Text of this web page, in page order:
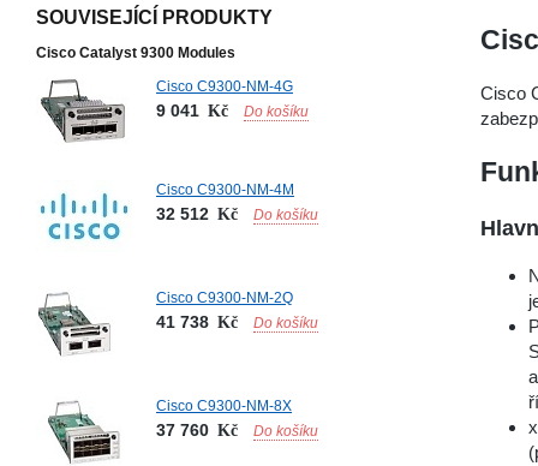
SOUVISEJÍCÍ PRODUKTY
Cisco Catalyst 9300 Modules
Cisco C9300-NM-4G
9 041 Kč Do košíku
Cisco C9300-NM-4M
32 512 Kč Do košíku
Cisco C9300-NM-2Q
41 738 Kč Do košíku
Cisco C9300-NM-8X
37 760 Kč Do košíku
Cisco